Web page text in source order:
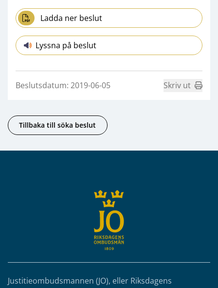
Ladda ner beslut
Lyssna på beslut
Beslutsdatum: 2019-06-05 Skriv ut
Tillbaka till söka beslut
Justitieombudsmannen (JO), eller Riksdagens